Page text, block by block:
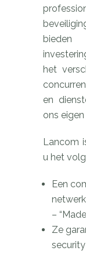
het
en
ons
Lancom
u het
Een
–
Ze